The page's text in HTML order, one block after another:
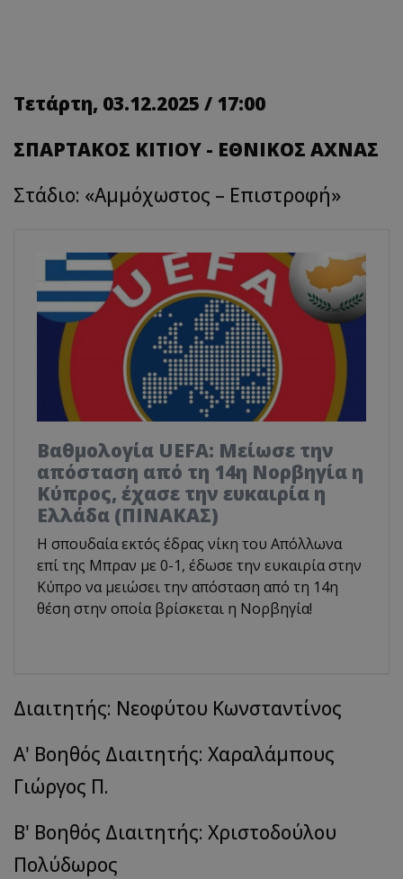
Τετάρτη, 03.12.2025 / 17:00
ΣΠΑΡΤΑΚΟΣ ΚΙΤΙΟΥ - ΕΘΝΙΚΟΣ ΑΧΝΑΣ
Στάδιο: «Αμμόχωστος – Επιστροφή»
Βαθμολογία UEFA: Μείωσε την
απόσταση από τη 14η Νορβηγία η
Κύπρος, έχασε την ευκαιρία η
Ελλάδα (ΠΙΝΑΚΑΣ)
Η σπουδαία εκτός έδρας νίκη του Απόλλωνα
επί της Μπραν με 0-1, έδωσε την ευκαιρία στην
Κύπρο να μειώσει την απόσταση από τη 14η
θέση στην οποία βρίσκεται η Νορβηγία!
Διαιτητής: Νεοφύτου Κωνσταντίνος
Α' Βοηθός Διαιτητής: Χαραλάμπους
Γιώργος Π.
Β' Βοηθός Διαιτητής: Χριστοδούλου
Πολύδωρος